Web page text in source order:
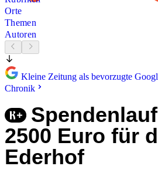
Orte
Themen
Autoren
Kleine Zeitung als bevorzugte
Chronik
2500 Euro für
Ederhof